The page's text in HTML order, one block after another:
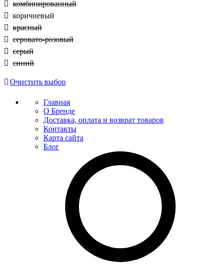
комбинированный
коричневый
красный
серовато-розовый
серый
синий
Очистить выбор
Главная
О Бренде
Доставка, оплата и возврат товаров
Контакты
Карта сайта
Блог